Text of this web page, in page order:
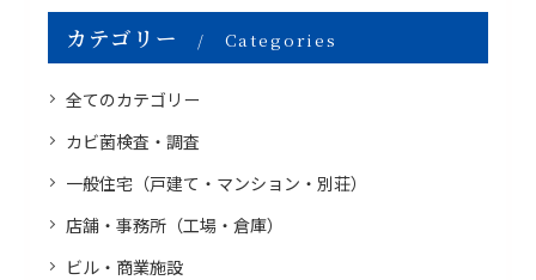
カテゴリー Categories
全てのカテゴリー
カビ菌検査・調査
一般住宅（戸建て・マンション・別荘）
店舗・事務所（工場・倉庫）
ビル・商業施設